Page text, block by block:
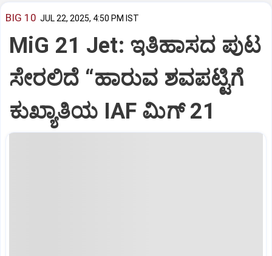
BIG 10 JUL 22, 2025, 4:50 PM IST
MiG 21 Jet: ಇತಿಹಾಸದ ಪುಟ
ಸೇರಲಿದೆ “ಹಾರುವ ಶವಪಟ್ಟಿಗೆ
ಕುಖ್ಯಾತಿಯ IAF ಮಿಗ್‌ 21